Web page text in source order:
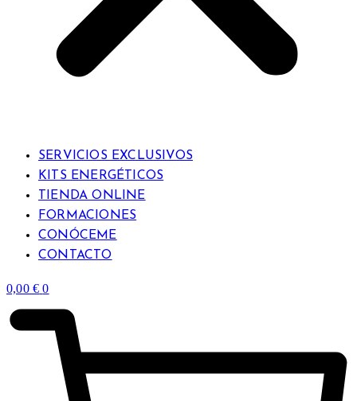
SERVICIOS EXCLUSIVOS
KITS ENERGÉTICOS
TIENDA ONLINE
FORMACIONES
CONÓCEME
CONTACTO
0,00 € 0